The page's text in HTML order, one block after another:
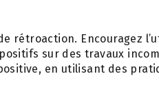
rétroaction. Encouragez
sur des travaux
en utilisant des